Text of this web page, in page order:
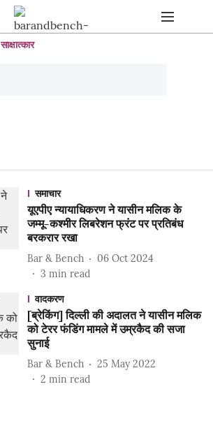
साक्षात्कार
समाचार
यूएपीए न्यायाधिकरण ने यासीन मलिक के
जम्मू-कश्मीर लिबरेशन फ्रंट पर प्रतिबंध
बरकरार रखा
Bar & Bench
06 Oct 2024
3 min read
वादकरण
[ब्रेकिंग] दिल्ली की अदालत ने यासीन मलिक
को टेरर फंडिंग मामले में उम्रकैद की सजा
सुनाई
Bar & Bench
25 May 2022
2 min read